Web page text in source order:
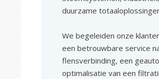
duurzame
We begeleiden onze
een betrouwbare service
flensverbinding, een
optimalisatie van een